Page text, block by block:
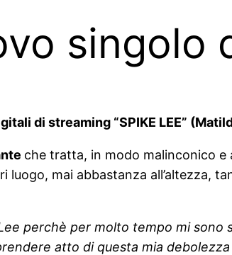
singolo
di streaming “SPIKE LEE”
che tratta, in modo malinconico e
mai abbastanza all’altezza,
perchè per molto tempo mi sono
atto di questa mia